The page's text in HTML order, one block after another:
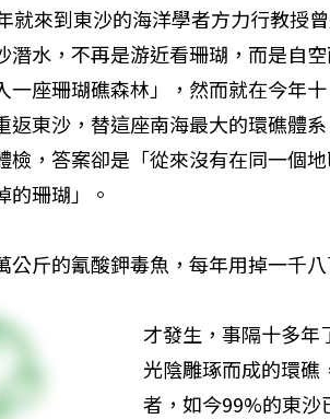
就來到東沙的海洋學者方力行教授
潛水，不再是游近看珊瑚，而是自
一座珊瑚礁森林」，然而就在今年十
返東沙，替這座南海最大的環礁體系
檢，答案卻是「從來沒有在同一個
的珊瑚」。
公斤的氰酸鉀毒魚，每年用掉一千
才發生，事隔十多年
光陰雕琢而成的環礁
者，如今99%的東沙